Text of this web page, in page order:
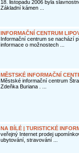
18. listopadu 2006 byla
Základní kámen ...
INFORMAČNÍ CENTRUM
Informační centrum se nachází
informace o možnostech ...
MĚSTSKÉ INFORMAČNÍ
Městské informační centrum
Zdeňka Buriana . ...
NA BÍLÉ | TURISTICKÉ
veřejný Internet prodej
ubytování, stravování ...